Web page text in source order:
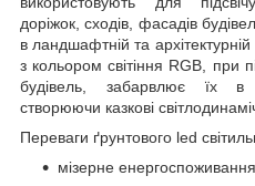
доріжок, сходів, фасадів
в ландшафтній та архітектурній
з кольором світіння RGB, при
будівель, забарвлює їх в
створюючи казкові
Переваги ґрунтового led
мізерне енергоспоживання,